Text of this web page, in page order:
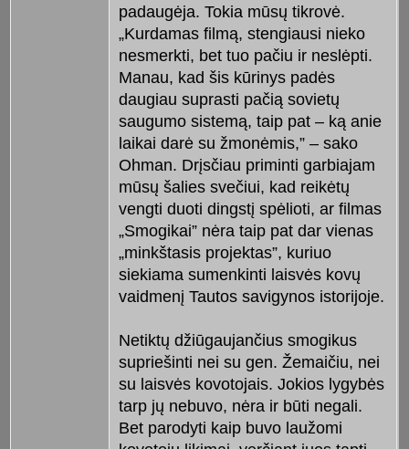
padaugėja. Tokia mūsų tikrovė.
„Kurdamas filmą, stengiausi nieko
nesmerkti, bet tuo pačiu ir neslėpti.
Manau, kad šis kūrinys padės
daugiau suprasti pačią sovietų
saugumo sistemą, taip pat – ką anie
laikai darė su žmonėmis,” – sako
Ohman. Drįsčiau priminti garbiajam
mūsų šalies svečiui, kad reikėtų
vengti duoti dingstį spėlioti, ar filmas
„Smogikai” nėra taip pat dar vienas
„minkštasis projektas”, kuriuo
siekiama sumenkinti laisvės kovų
vaidmenį Tautos savigynos istorijoje.
Netiktų džiūgaujančius smogikus
supriešinti nei su gen. Žemaičiu, nei
su laisvės kovotojais. Jokios lygybės
tarp jų nebuvo, nėra ir būti negali.
Bet parodyti kaip buvo laužomi